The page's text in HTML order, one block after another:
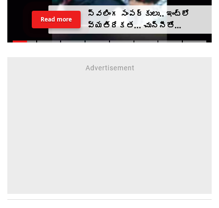
స్వలింగ సంపర్కులు.. ఇంట్లో
వ్యతిరేకత... చున్నీతో
ఉరేసుకుని ఆత్మహత్య
Read more